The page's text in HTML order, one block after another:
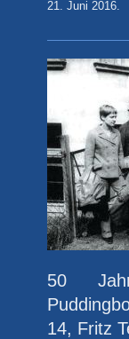
21. Juni 2016.
50
14, Fritz